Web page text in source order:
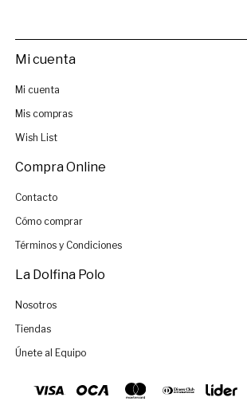
Mi cuenta
Mi cuenta
Mis compras
Wish List
Compra Online
Contacto
Cómo comprar
Términos y Condiciones
La Dolfina Polo
Nosotros
Tiendas
Únete al Equipo